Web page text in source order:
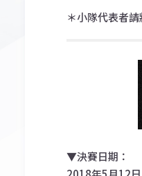
＊小隊代表者請
▼決賽日期：